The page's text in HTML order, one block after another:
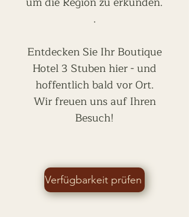
.
Entdecken Sie Ihr Boutique
Hotel 3 Stuben hier - und
hoffentlich bald vor Ort.
Wir freuen uns auf Ihren
Besuch!
Verfügbarkeit prüfen